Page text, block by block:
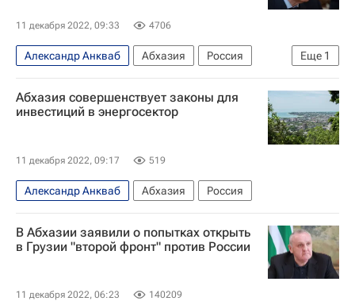
11 декабря 2022, 09:33 4706
Еще 1
Александр Анкваб Абхазия
Россия
В мире
Абхазия совершенствует законы для
инвестиций в энергосектор
11 декабря 2022, 09:17 519
Александр Анкваб Абхазия Россия
В Абхазии заявили о попытках открыть
в Грузии "второй фронт" против России
11 декабря 2022, 06:23 140209